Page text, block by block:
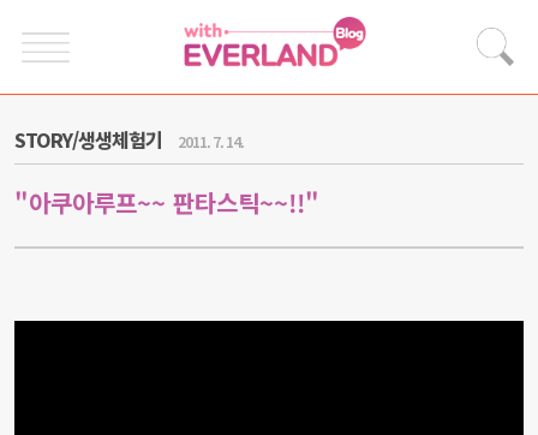
STORY/생생체험기 2011. 7. 14.
"아쿠아루프~~ 판타스틱~~!!"